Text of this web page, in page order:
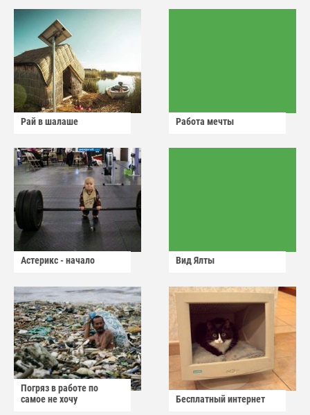
Рай в шалаше Работа мечты
Астерикс - начало Вид Ялты
Погряз в работе по
самое не хочу
Бесплатный интернет